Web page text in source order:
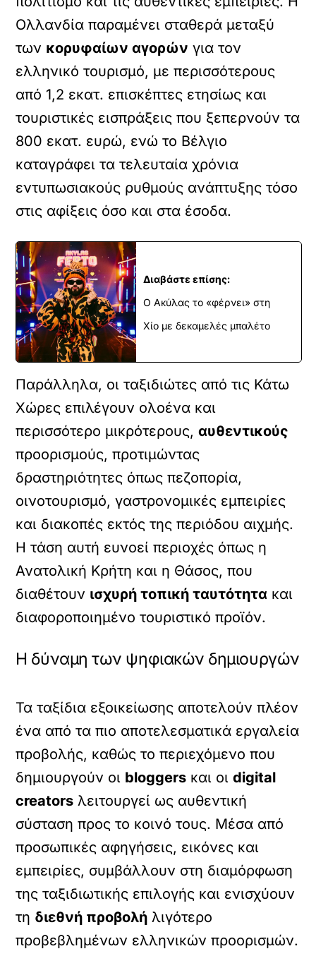
Ολλανδία παραμένει σταθερά μεταξύ
των κορυφαίων αγορών για τον
ελληνικό τουρισμό, με περισσότερους
από 1,2 εκατ. επισκέπτες ετησίως και
τουριστικές εισπράξεις που ξεπερνούν τα
800 εκατ. ευρώ, ενώ το Βέλγιο
καταγράφει τα τελευταία χρόνια
εντυπωσιακούς ρυθμούς ανάπτυξης τόσο
στις αφίξεις όσο και στα έσοδα.
Διαβάστε επίσης:
Ο Ακύλας το «φέρνει» στη
Χίο με δεκαμελές μπαλέτο
Παράλληλα, οι ταξιδιώτες από τις Κάτω
Χώρες επιλέγουν ολοένα και
περισσότερο μικρότερους,αυθεντικούς
προορισμούς, προτιμώντας
δραστηριότητες όπως πεζοπορία,
οινοτουρισμό, γαστρονομικές εμπειρίες
και διακοπές εκτός της περιόδου αιχμής.
Η τάση αυτή ευνοεί περιοχές όπως η
Ανατολική Κρήτη και η Θάσος, που
διαθέτουν ισχυρή τοπική ταυτότητα και
διαφοροποιημένο τουριστικό προϊόν.
Η δύναμη των ψηφιακών δημιουργών
Τα ταξίδια εξοικείωσης αποτελούν πλέον
ένα από τα πιο αποτελεσματικά εργαλεία
προβολής, καθώς το περιεχόμενο που
δημιουργούν οι bloggers και οιdigital
creators λειτουργεί ως αυθεντική
σύσταση προς το κοινό τους. Μέσα από
προσωπικές αφηγήσεις, εικόνες και
εμπειρίες, συμβάλλουν στη διαμόρφωση
της ταξιδιωτικής επιλογής και ενισχύουν
τη διεθνή προβολή λιγότερο
προβεβλημένων ελληνικών προορισμών.